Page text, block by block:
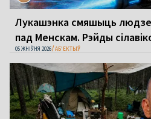
Лукашэнка смяшыць
пад Менскам. Рэйды
05 ЖНІЎНЯ 2026 АБ'ЕКТЫЎ